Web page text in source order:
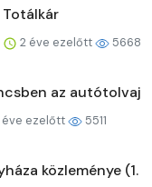
Totálkár
2 éve ezelőtt 5668
az autótolvaj
éve ezelőtt 5511
közleménye (1.